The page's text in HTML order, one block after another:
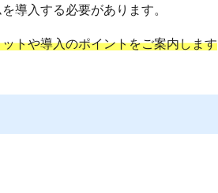
導入する必要があります。
トや導入のポイントをご案内します